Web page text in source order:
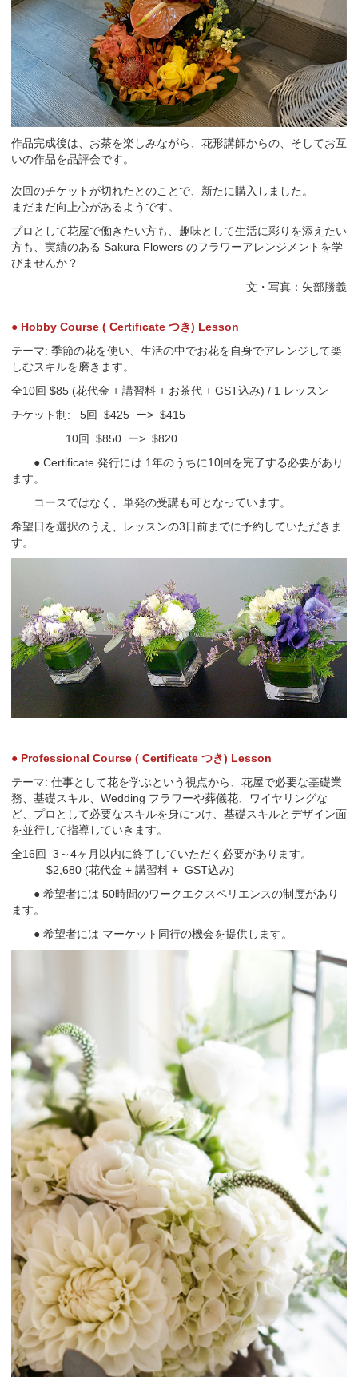
作品完成後は、お茶を楽しみながら、花形講師からの、そしてお互
いの作品を品評会です。
次回のチケットが切れたとのことで、新たに購入しました。
まだまだ向上心があるようです。
プロとして花屋で働きたい方も、趣味として生活に彩りを添えたい
方も、実績のある Sakura Flowers のフラワーアレンジメントを学
びませんか？
文・写真：矢部勝義
● Hobby Course ( Certificate つき) Lesson
テーマ: 季節の花を使い、生活の中でお花を自身でアレンジして楽
しむスキルを磨きます。
全10回 $85 (花代金 + 講習料 + お茶代 + GST込み) / 1 レッスン
チケット制: 5回 $425 ー> $415
10回 $850 ー> $820
● Certificate 発行には 1年のうちに10回を完了する必要があり
ます。
コースではなく、単発の受講も可となっています。
希望日を選択のうえ、レッスンの3日前までに予約していただきま
す。
● Professional Course ( Certificate つき) Lesson
テーマ: 仕事として花を学ぶという視点から、花屋で必要な基礎業
務、基礎スキル、Wedding フラワーや葬儀花、ワイヤリングな
ど、プロとして必要なスキルを身につけ、基礎スキルとデザイン面
を並行して指導していきます。
全16回 3～4ヶ月以内に終了していただく必要があります。
$2,680 (花代金 + 講習料 + GST込み)
● 希望者には 50時間のワークエクスペリエンスの制度があり
ます。
● 希望者には マーケット同行の機会を提供します。